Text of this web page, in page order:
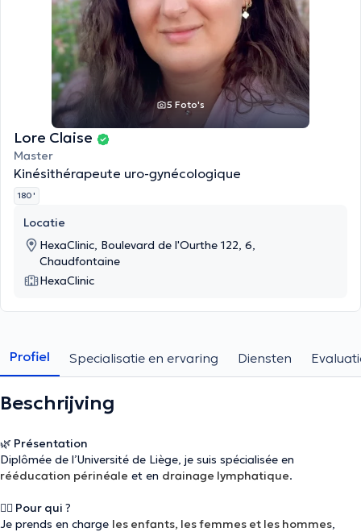
5 Foto's
Lore Claise
Master
Kinésithérapeute uro-gynécologique
180 '
Locatie
HexaClinic, Boulevard de l'Ourthe 122, 6,
Chaudfontaine
HexaClinic
Profiel Specialisatie en ervaring Diensten
Beschrijving
🌿 Présentation
Diplômée de l’Université de Liège, je suis spécialisée en
rééducation périnéale et en drainage lymphatique.
👩‍⚕️ Pour qui ?
Je prends en charge les enfants, les femmes et les hommes,